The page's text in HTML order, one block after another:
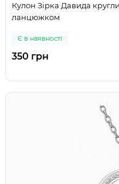
Кулон Зірка Давида
ланцюжком
Є в наявності
350 грн